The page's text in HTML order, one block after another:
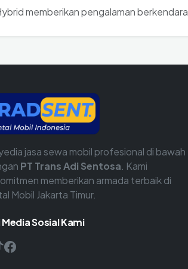
memberikan pengalaman
jasa sewa mobil profesional di bawah
PT Trans Adi Sentosa. Kami
memberikan armada terbaik di
Mobil Jakarta Timur.
Sosial Kami